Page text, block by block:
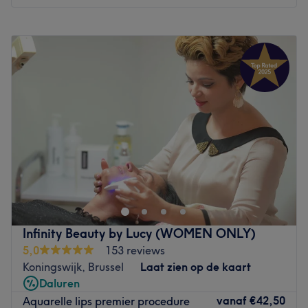
Dinsdag
08:00–20:00
Woensdag
08:00–20:00
08:00 –20:00
08:00 –20:00
08:00–20:00
10:00 18:00
Medi Kiss - Diva est un institut de Beauté, situé à
Bruxelles, à côté du parc d'Egmont. Bienvenue dans votre
salon de beauté, un lieu où l'élégance rencontre la
détente. Notre atmosphère raffinée et apaisante vous
invite à une expérience de bien-être exceptionnelle.
Découvrez une impressionnante gamme de soins variés
visant le visage, le corps, la beauté du regard, les
épilations et bien d'autres. Laissez nos experts en beauté
prendre soin du vous !
Infinity Beauty by Lucy (WOMEN ONLY)
5,0
153 reviews
Koningswijk, Brussel
Laat zien op de kaart
Daluren
Aquarelle lips premier procedure
vanaf €42,50